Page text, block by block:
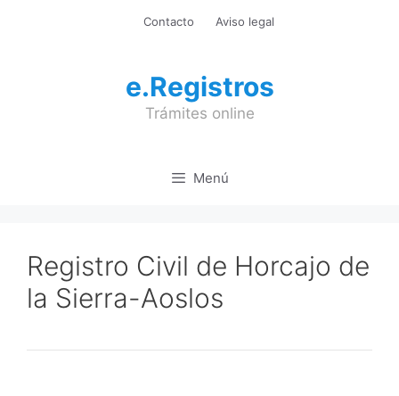
Contacto Aviso legal
e.Registros
Trámites online
Menú
Registro Civil de Horcajo de
la Sierra-Aoslos